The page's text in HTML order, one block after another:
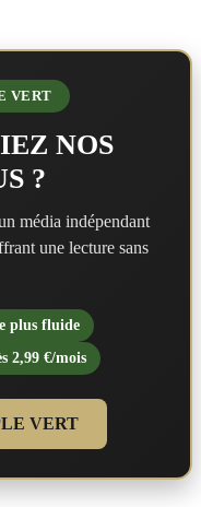
VERT
NOS
?
média indépendant
une lecture sans
plus fluide
2,99 €/mois
VERT